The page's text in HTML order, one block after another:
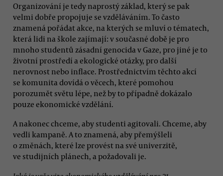
Organizování je tedy naprostý základ, který se pak
velmi dobře propojuje se vzděláváním. To často
znamená pořádat akce, na kterých se mluví o tématech,
která lidi na škole zajímají: v současné době je pro
mnoho studentů zásadní genocida v Gaze, pro jiné je to
životní prostředí a ekologické otázky, pro další
nerovnost nebo inflace. Prostřednictvím těchto akcí
se komunita dovídá o věcech, které pomohou
porozumět světu lépe, než by to případně dokázalo
pouze ekonomické vzdělání.
A nakonec chceme, aby studenti agitovali. Chceme, aby
vedli kampaně. A to znamená, aby přemýšleli
o změnách, které lze provést na své univerzitě,
ve studijních plánech, a požadovali je.